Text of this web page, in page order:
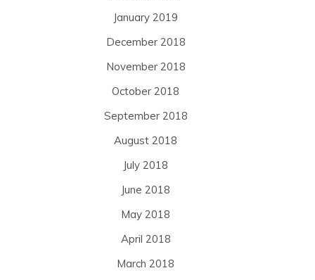
January 2019
December 2018
November 2018
October 2018
September 2018
August 2018
July 2018
June 2018
May 2018
April 2018
March 2018